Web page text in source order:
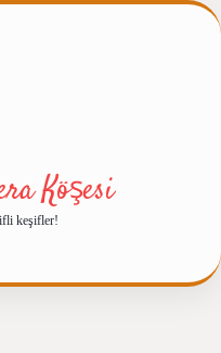
Köşesi
keşifler!